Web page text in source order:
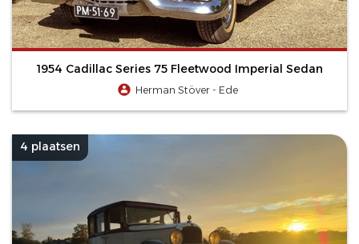
1954 Cadillac Series 75 Fleetwood Imperial Sedan
Herman Stöver - Ede
4 plaatsen